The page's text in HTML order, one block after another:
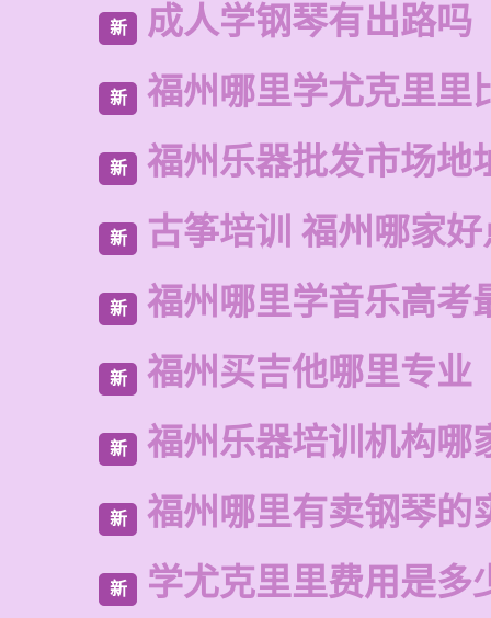
新 成人学钢琴有出路吗
新 福州哪里学尤克里里
新 福州乐器批发市场地
新 古筝培训 福州哪家好
新 福州哪里学音乐高考
新 福州买吉他哪里专业
新 福州乐器培训机构哪
新 福州哪里有卖钢琴的
新 学尤克里里费用是多